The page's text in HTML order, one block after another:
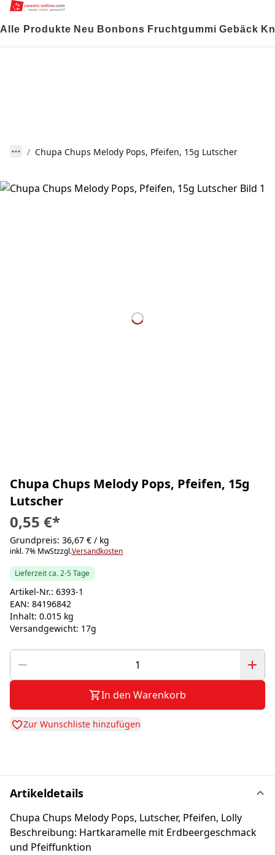
Alle Produkte Neu Bonbons Fruchtgummi Gebäck
Chupa Chups Melody Pops, Pfeifen, 15g Lutscher
Chupa Chups Melody Pops, Pfeifen, 15g
Lutscher
0,55 €*
Grundpreis: 36,67 € / kg
inkl. 7% MwStzzgl.Versandkosten
Lieferzeit ca. 2-5 Tage
Artikel-Nr.: 6393-1
EAN: 84196842
Inhalt: 0.015 kg
Versandgewicht: 17g
In den Warenkorb
Zur Wunschliste hinzufügen
Artikeldetails
Chupa Chups Melody Pops, Lutscher, Pfeifen, Lolly
Beschreibung: Hartkaramelle mit Erdbeergeschmack
und Pfeiffunktion